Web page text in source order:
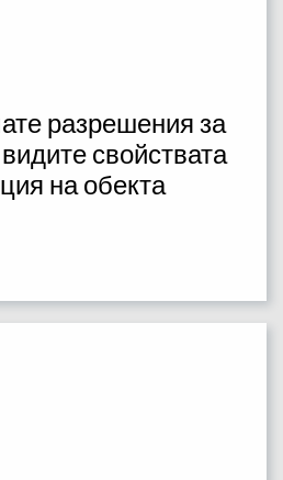
разрешения за
свойствата
на обекта